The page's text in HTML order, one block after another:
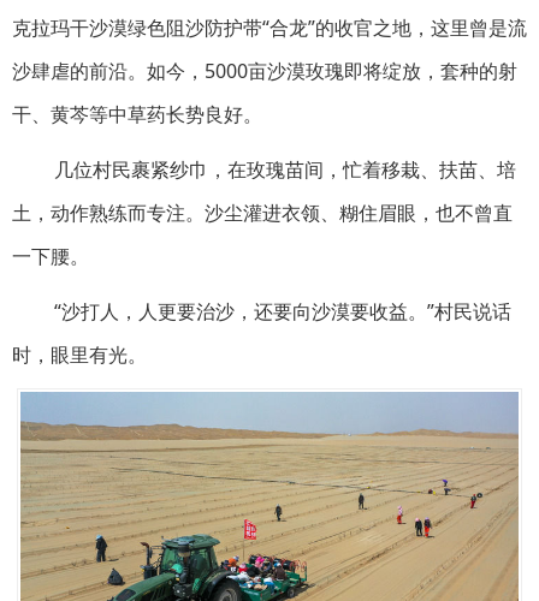
克拉玛干沙漠绿色阻沙防护带“合龙”的收官之地，这里曾是流
沙肆虐的前沿。如今，5000亩沙漠玫瑰即将绽放，套种的射
干、黄芩等中草药长势良好。
几位村民裹紧纱巾，在玫瑰苗间，忙着移栽、扶苗、培
土，动作熟练而专注。沙尘灌进衣领、糊住眉眼，也不曾直
一下腰。
“沙打人，人更要治沙，还要向沙漠要收益。”村民说话
时，眼里有光。